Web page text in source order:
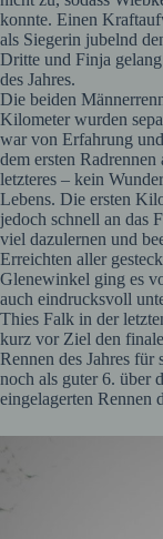
konnte. Einen
als Siegerin jubelnd
Dritte und Finja
des Jahres.
Die beiden
Kilometer wurden
war von Erfahrung
dem ersten
letzteres – kein
Lebens. Die ersten
jedoch schnell an das
viel dazulernen und
Erreichten aller
Glenewinkel ging es
auch eindrucksvoll
Thies Falk in der
kurz vor Ziel den
Rennen des Jahres
noch als guter 6. über
eingelagerten Rennen